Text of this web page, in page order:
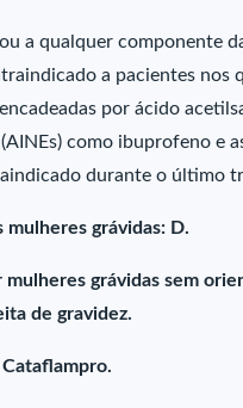
a qualquer componente
a pacientes nos
por ácido
como ibuprofeno e
durante o último
grávidas: D.
grávidas sem
de gravidez.